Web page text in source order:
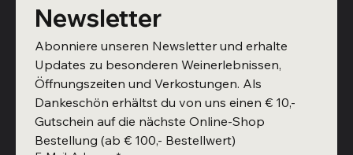
Newsletter
Abonniere unseren Newsletter und erhalte
Updates zu besonderen Weinerlebnissen,
Öffnungszeiten und Verkostungen. Als
Dankeschön erhältst du von uns einen € 10,-
Gutschein auf die nächste Online-Shop
Bestellung (ab € 100,- Bestellwert)